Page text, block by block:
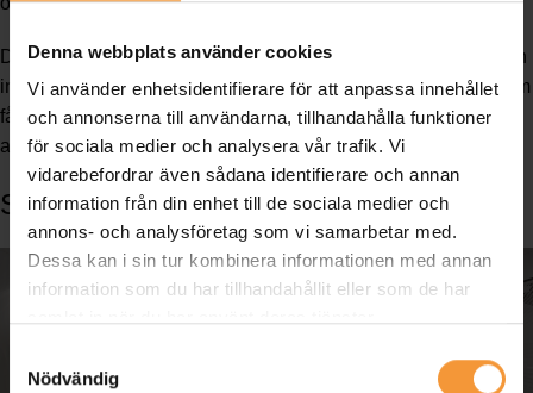
Denna webbplats använder cookies
Vi använder enhetsidentifierare för att anpassa innehållet
och annonserna till användarna, tillhandahålla funktioner
för sociala medier och analysera vår trafik. Vi
vidarebefordrar även sådana identifierare och annan
information från din enhet till de sociala medier och
annons- och analysföretag som vi samarbetar med.
Dessa kan i sin tur kombinera informationen med annan
information som du har tillhandahållit eller som de har
Nödvändig
Det finns också ekonomiska fördelar. Snabbare leveranser kan
innebära mindre kostnader för lagring och hantering. Dessutom
får du snabbare tillgång till dina möbler, vilket kan vara
avgörande för att hålla verksamheten flytande.
Skräddarsydda Lösningar för Alla